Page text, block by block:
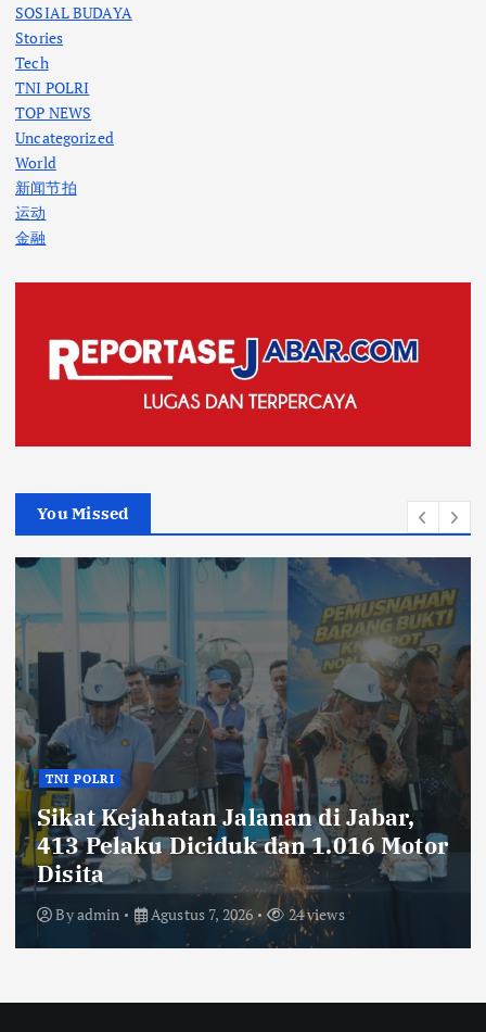
SOSIAL BUDAYA
Stories
Tech
TNI POLRI
TOP NEWS
Uncategorized
World
新闻节拍
运动
金融
You Missed
TNI POLRI
Sikat Kejahatan Jalanan di Jabar,
413 Pelaku Diciduk dan 1.016 Motor
Disita
Byadmin Agustus 7, 2026 24 views